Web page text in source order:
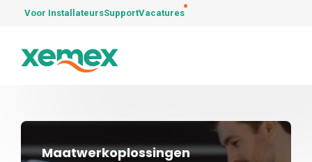
Voor InstallateursSupportVacatures
Maatwerkoplossingen